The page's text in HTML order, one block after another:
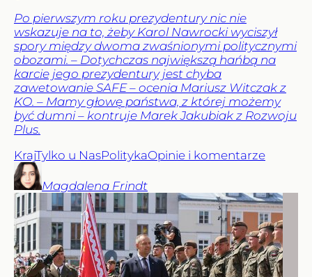
Po pierwszym roku prezydentury nic nie
wskazuje na to, żeby Karol Nawrocki wyciszył
spory między dwoma zwaśnionymi politycznymi
obozami. – Dotychczas największą hańbą na
karcie jego prezydentury jest chyba
zawetowanie SAFE – ocenia Mariusz Witczak z
KO. – Mamy głowę państwa, z której możemy
być dumni – kontruje Marek Jakubiak z Rozwoju
Plus.
KrajTylko u NasPolitykaOpinie i komentarze
Magdalena Frindt